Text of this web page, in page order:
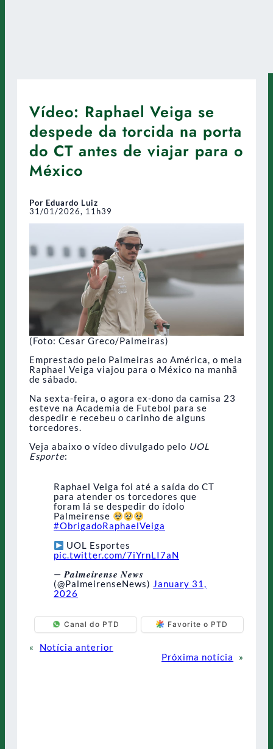
Vídeo: Raphael Veiga se
despede da torcida na porta
do CT antes de viajar para o
México
Por Eduardo Luiz
31/01/2026, 11h39
(Foto: Cesar Greco/Palmeiras)
Emprestado pelo Palmeiras ao América, o meia
Raphael Veiga viajou para o México na manhã
de sábado.
Na sexta-feira, o agora ex-dono da camisa 23
esteve na Academia de Futebol para se
despedir e recebeu o carinho de alguns
torcedores.
Veja abaixo o vídeo divulgado pelo UOL
Esporte:
Raphael Veiga foi até a saída do CT
para atender os torcedores que
foram lá se despedir do ídolo
Palmeirense
#ObrigadoRaphaelVeiga
UOL Esportes
pic.twitter.com/7iYrnLI7aN
— 𝑷𝒂𝒍𝒎𝒆𝒊𝒓𝒆𝒏𝒔𝒆 𝑵𝒆𝒘𝒔
(@PalmeirenseNews) January 31,
2026
Canal do PTD Favorite o PTD
«
Notícia anterior
Próxima notícia
»